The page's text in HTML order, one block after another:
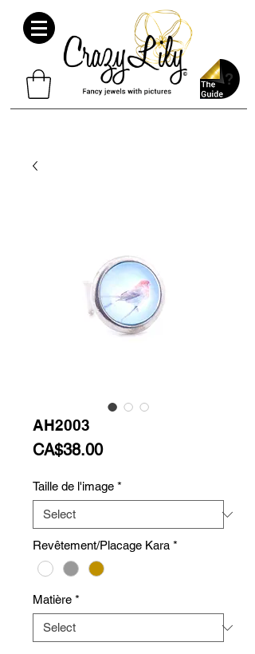
AH2003
CA$38.00Price
Taille de l'image *
Revêtement/Placage Kara *
Matière *